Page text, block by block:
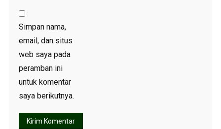
Simpan nama,
email, dan situs
web saya pada
peramban ini
untuk komentar
saya berikutnya.